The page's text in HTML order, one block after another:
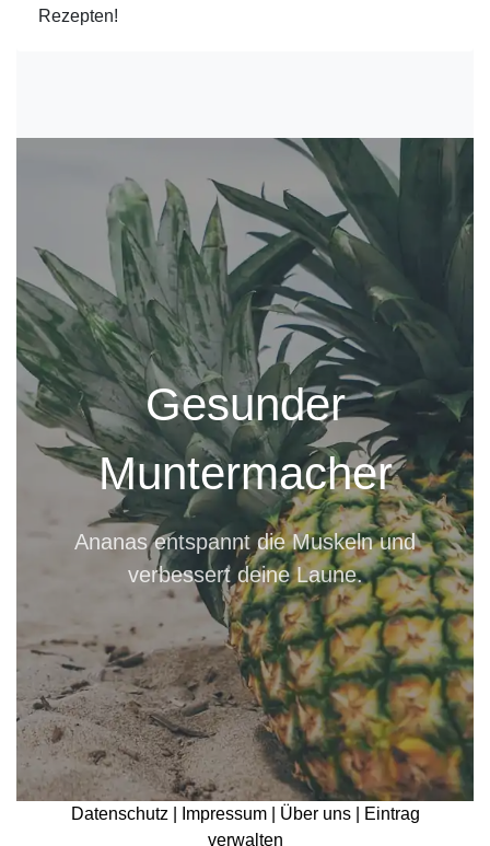
Rezepten!
Gesunder
Muntermacher
Ananas entspannt die Muskeln und
verbessert deine Laune.
Datenschutz | Impressum | Über uns |
Eintrag
verwalten